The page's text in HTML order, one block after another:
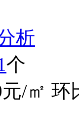
析
个
元/㎡ 环